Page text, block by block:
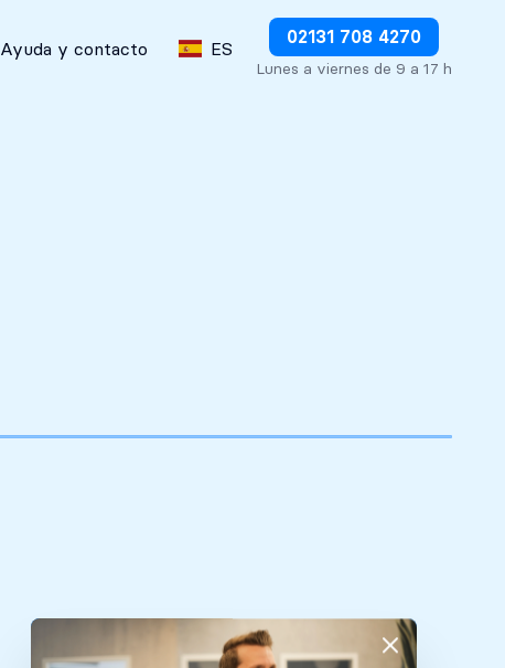
Ayuda y contacto ES
02131 708 4270
Lunes a viernes de 9 a 17 h
Detener los débitos inmediatamente